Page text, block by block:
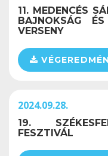
11. MEDENCÉS
BAJNOKSÁG
VERSENY
2024.09.28.
19.
FESZTIVÁL